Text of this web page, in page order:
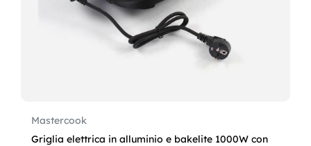
Mastercook
Griglia elettrica in alluminio e bakelite 1000W con